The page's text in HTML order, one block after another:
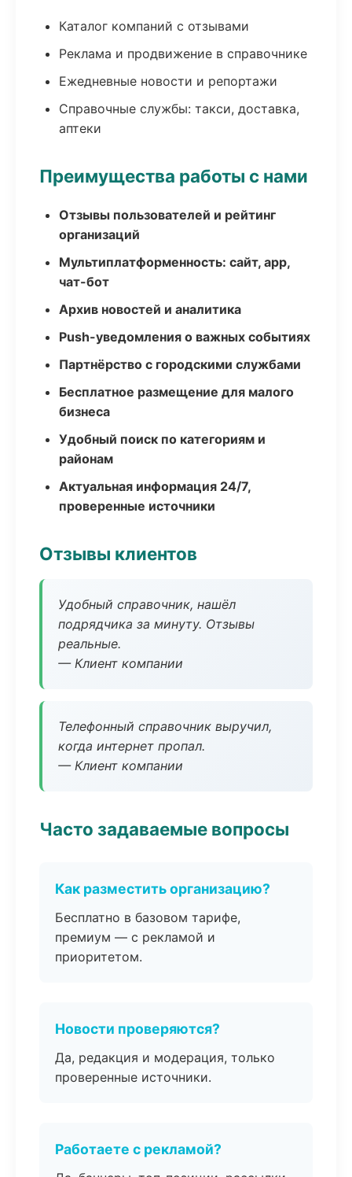
Каталог компаний с отзывами
Реклама и продвижение в справочнике
Ежедневные новости и репортажи
Справочные службы: такси, доставка,
аптеки
Преимущества работы с нами
Отзывы пользователей и рейтинг
организаций
Мультиплатформенность: сайт, app,
чат-бот
Архив новостей и аналитика
Push-уведомления о важных событиях
Партнёрство с городскими службами
Бесплатное размещение для малого
бизнеса
Удобный поиск по категориям и
районам
Актуальная информация 24/7,
проверенные источники
Отзывы клиентов
Удобный справочник, нашёл
подрядчика за минуту. Отзывы
реальные.
— Клиент компании
Телефонный справочник выручил,
когда интернет пропал.
— Клиент компании
Часто задаваемые вопросы
Как разместить организацию?
Бесплатно в базовом тарифе,
премиум — с рекламой и
приоритетом.
Новости проверяются?
Да, редакция и модерация, только
проверенные источники.
Работаете с рекламой?